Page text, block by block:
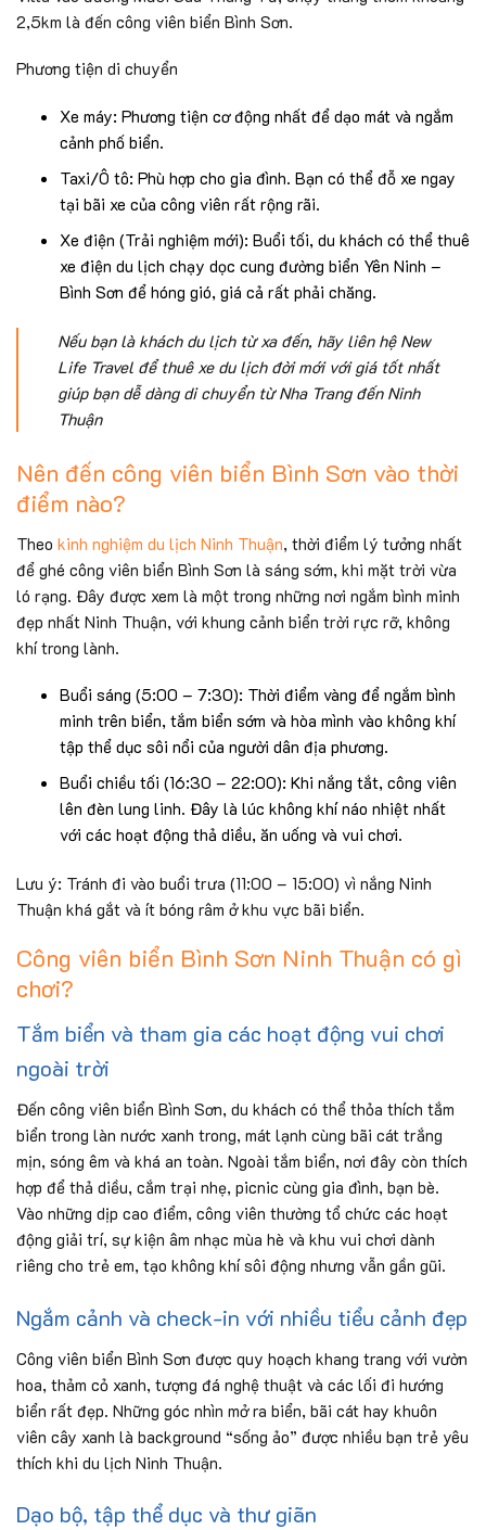
2,5km là đến công viên biển Bình Sơn.
Phương tiện di chuyển
Xe máy: Phương tiện cơ động nhất để dạo mát và ngắm
cảnh phố biển.
Taxi/Ô tô: Phù hợp cho gia đình. Bạn có thể đỗ xe ngay
tại bãi xe của công viên rất rộng rãi.
Xe điện (Trải nghiệm mới): Buổi tối, du khách có thể thuê
xe điện du lịch chạy dọc cung đường biển Yên Ninh –
Bình Sơn để hóng gió, giá cả rất phải chăng.
Nếu bạn là khách du lịch từ xa đến, hãy liên hệ New
Life Travel để thuê xe du lịch đời mới với giá tốt nhất
giúp bạn dễ dàng di chuyển từ Nha Trang đến Ninh
Thuận
Nên đến công viên biển Bình Sơn vào thời
điểm nào?
Theo kinh nghiệm du lịch Ninh Thuận, thời điểm lý tưởng nhất
để ghé công viên biển Bình Sơn là sáng sớm, khi mặt trời vừa
ló rạng. Đây được xem là một trong những nơi ngắm bình minh
đẹp nhất Ninh Thuận, với khung cảnh biển trời rực rỡ, không
khí trong lành.
Buổi sáng (5:00 – 7:30): Thời điểm vàng để ngắm bình
minh trên biển, tắm biển sớm và hòa mình vào không khí
tập thể dục sôi nổi của người dân địa phương.
Buổi chiều tối (16:30 – 22:00): Khi nắng tắt, công viên
lên đèn lung linh. Đây là lúc không khí náo nhiệt nhất
với các hoạt động thả diều, ăn uống và vui chơi.
Lưu ý: Tránh đi vào buổi trưa (11:00 – 15:00) vì nắng Ninh
Thuận khá gắt và ít bóng râm ở khu vực bãi biển.
Công viên biển Bình Sơn Ninh Thuận có gì
chơi?
Tắm biển và tham gia các hoạt động vui chơi
ngoài trời
Đến công viên biển Bình Sơn, du khách có thể thỏa thích tắm
biển trong làn nước xanh trong, mát lạnh cùng bãi cát trắng
mịn, sóng êm và khá an toàn. Ngoài tắm biển, nơi đây còn thích
hợp để thả diều, cắm trại nhẹ, picnic cùng gia đình, bạn bè.
Vào những dịp cao điểm, công viên thường tổ chức các hoạt
động giải trí, sự kiện âm nhạc mùa hè và khu vui chơi dành
riêng cho trẻ em, tạo không khí sôi động nhưng vẫn gần gũi.
Ngắm cảnh và check-in với nhiều tiểu cảnh đẹp
Công viên biển Bình Sơn được quy hoạch khang trang với vườn
hoa, thảm cỏ xanh, tượng đá nghệ thuật và các lối đi hướng
biển rất đẹp. Những góc nhìn mở ra biển, bãi cát hay khuôn
viên cây xanh là background “sống ảo” được nhiều bạn trẻ yêu
thích khi du lịch Ninh Thuận.
Dạo bộ, tập thể dục và thư giãn